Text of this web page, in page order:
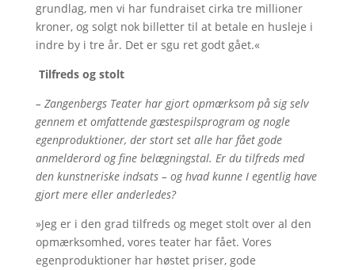
grundlag, men vi har fundraiset cirka tre millioner
kroner, og solgt nok billetter til at betale en husleje i
indre by i tre år. Det er sgu ret godt gået.«
Tilfreds og stolt
– Zangenbergs Teater har gjort opmærksom på sig selv
gennem et omfattende gæstespilsprogram og nogle
egenproduktioner, der stort set alle har fået gode
anmelderord og fine belægningstal. Er du tilfreds med
den kunstneriske indsats – og hvad kunne I egentlig have
gjort mere eller anderledes?
»Jeg er i den grad tilfreds og meget stolt over al den
opmærksomhed, vores teater har fået. Vores
egenproduktioner har høstet priser, gode